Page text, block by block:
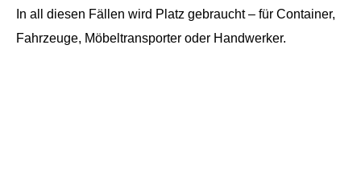
In all diesen Fällen wird Platz gebraucht – für Container,
Fahrzeuge, Möbeltransporter oder Handwerker.